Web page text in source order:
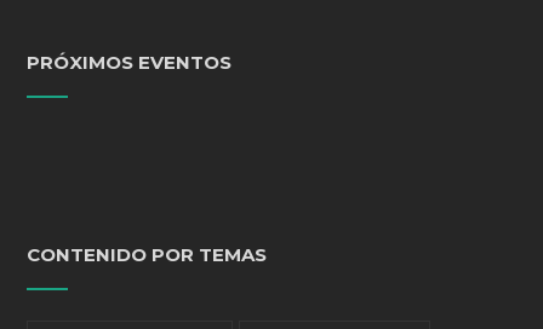
PRÓXIMOS EVENTOS
CONTENIDO POR TEMAS